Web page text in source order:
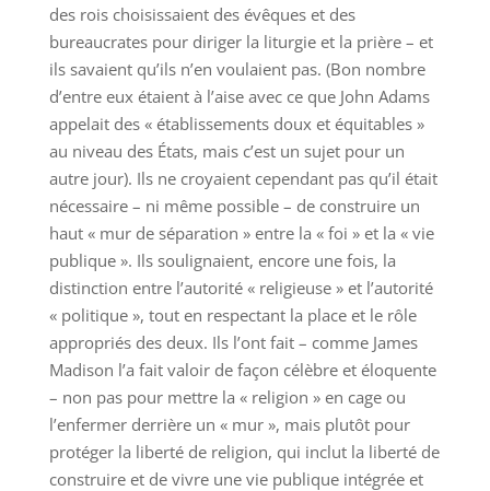
des rois choisissaient des évêques et des
bureaucrates pour diriger la liturgie et la prière – et
ils savaient qu’ils n’en voulaient pas. (Bon nombre
d’entre eux étaient à l’aise avec ce que John Adams
appelait des « établissements doux et équitables »
au niveau des États, mais c’est un sujet pour un
autre jour). Ils ne croyaient cependant pas qu’il était
nécessaire – ni même possible – de construire un
haut « mur de séparation » entre la « foi » et la « vie
publique ». Ils soulignaient, encore une fois, la
distinction entre l’autorité « religieuse » et l’autorité
« politique », tout en respectant la place et le rôle
appropriés des deux. Ils l’ont fait – comme James
Madison l’a fait valoir de façon célèbre et éloquente
– non pas pour mettre la « religion » en cage ou
l’enfermer derrière un « mur », mais plutôt pour
protéger la liberté de religion, qui inclut la liberté de
construire et de vivre une vie publique intégrée et